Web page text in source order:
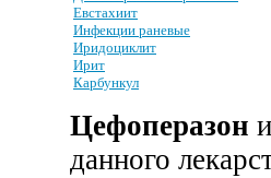
Евстахиит
Инфекции раневые
Иридоциклит
Ирит
Карбункул
Цефоперазон
данного